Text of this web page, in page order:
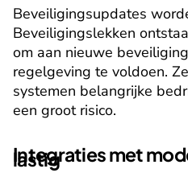
Beveiligingsupdates
Beveiligingslekken
om aan nieuwe
regelgeving te voldoen.
systemen belangrijke
een groot risico.
Integraties met
lastig